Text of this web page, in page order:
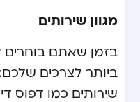
מגוון שירותים
בזמן שאתם
ביותר לצרכים
שירותים כמו דפוס